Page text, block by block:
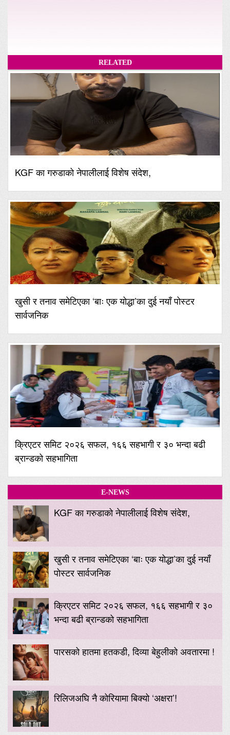
RELATED
KGF का गरुडाको नेपालीलाई विशेष संदेश,
खुसी र तनाव समेटिएका ‘बाः एक योद्धा’का दुई नयाँ पोस्टर
सार्वजनिक
क्रिएटर समिट २०२६ सफल, १६६ सहभागी र ३० भन्दा बढी
ब्रान्डको सहभागिता
E-NEWS
KGF का गरुडाको नेपालीलाई विशेष संदेश,
खुसी र तनाव समेटिएका ‘बाः एक योद्धा’का दुई नयाँ
पोस्टर सार्वजनिक
क्रिएटर समिट २०२६ सफल, १६६ सहभागी र ३०
भन्दा बढी ब्रान्डको सहभागिता
पारसको हातमा हतकडी, दिव्या बेहुलीको अवतारमा !
रिलिजअघि नै कोरियामा बिक्यो ‘अक्षरा’!